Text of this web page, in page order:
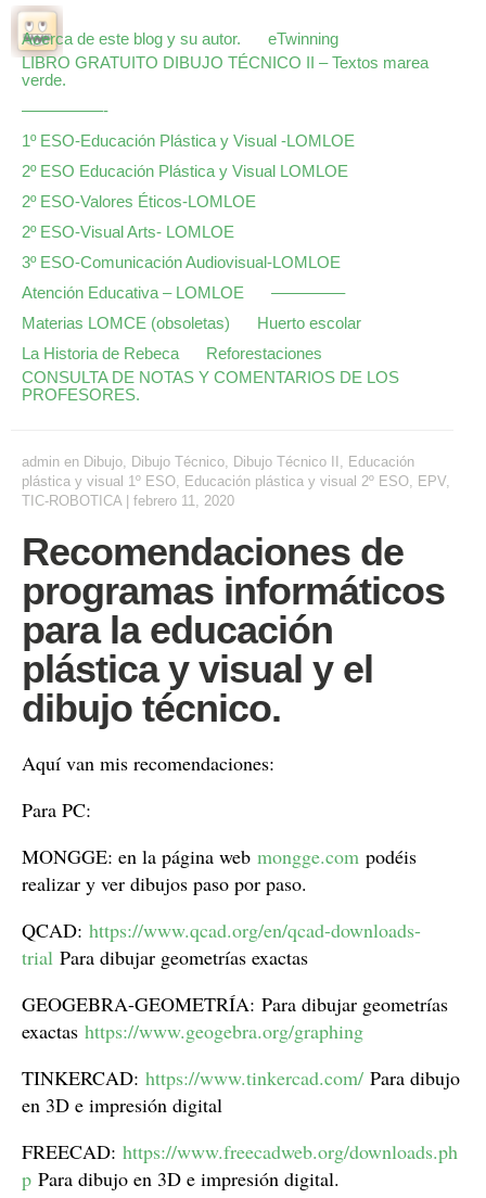
Acerca de este blog y su autor.
eTwinning
LIBRO GRATUITO DIBUJO TÉCNICO II – Textos marea
verde.
—————-
1º ESO-Educación Plástica y Visual -LOMLOE
2º ESO Educación Plástica y Visual LOMLOE
2º ESO-Valores Éticos-LOMLOE
2º ESO-Visual Arts- LOMLOE
3º ESO-Comunicación Audiovisual-LOMLOE
Atención Educativa – LOMLOE
————–
Materias LOMCE (obsoletas)
Huerto escolar
La Historia de Rebeca
Reforestaciones
CONSULTA DE NOTAS Y COMENTARIOS DE LOS
PROFESORES.
admin en Dibujo, Dibujo Técnico, Dibujo Técnico II , Educación
plástica y visual 1º ESO, Educación plástica y visual 2º ESO, EPV,
TIC-ROBOTICA
febrero 11, 2020
Recomendaciones de
programas informáticos
para la educación
plástica y visual y el
dibujo técnico.
Aquí van mis recomendaciones:
Para PC:
MONGGE: en la página web mongge.com podéis
realizar y ver dibujos paso por paso.
QCAD: https://www.qcad.org/en/qcad-downloads-
trial Para dibujar geometrías exactas
GEOGEBRA-GEOMETRÍA: Para dibujar geometrías
exactas https://www.geogebra.org/graphing
TINKERCAD: https://www.tinkercad.com/ Para dibujo
en 3D e impresión digital
FREECAD: https://www.freecadweb.org/downloads.ph
p Para dibujo en 3D e impresión digital.